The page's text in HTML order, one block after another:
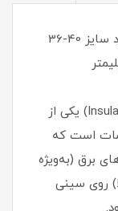
بست چنگالی عایق دار کابل گالواانیزه سرد سایز 40-36
بست چنگالی عایق‌دار (Insulated Cable Clamp) یکی از
است که
برق (به‌ویژه
روی سینی